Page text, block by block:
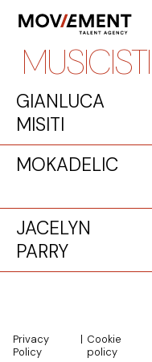
MUSICISTI
GIANLUCA
MISITI
MOKADELIC
JACELYN
PARRY
Privacy
Policy
| Cookie
policy